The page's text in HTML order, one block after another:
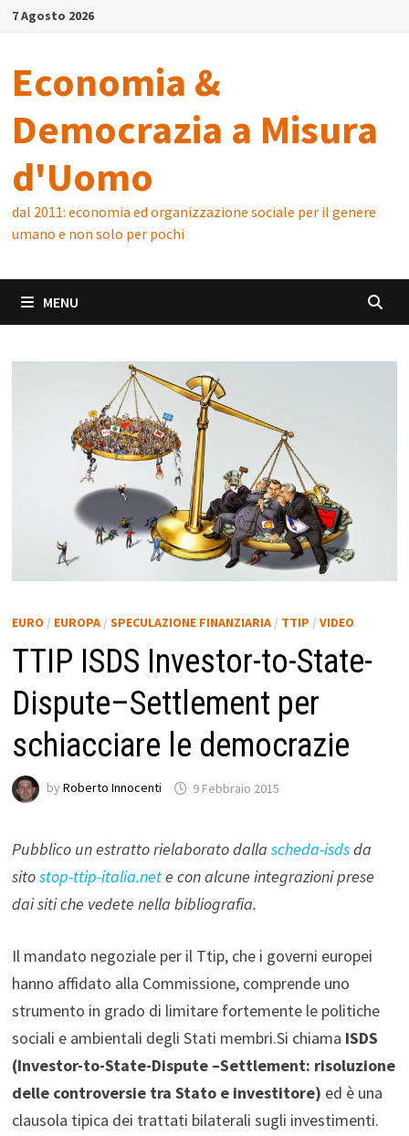
Skip7 Agosto 2026
Economia &
Democrazia a Misura
d'Uomo
dal 2011: economia ed organizzazione sociale per il genere
umano e non solo per pochi
MENU
EURO / EUROPA/ SPECULAZIONE FINANZIARIA/ TTIP / VIDEO
TTIP ISDS Investor-to-State-
Dispute–Settlement per
schiacciare le democrazie
by Roberto Innocenti 9 Febbraio 2015
Pubblico un estratto rielaborato dalla scheda-isdsda
sitostop-ttip-italia.nete con alcune integrazioni prese
dai siti che vedete nella bibliografia.
Il mandato negoziale per il Ttip, che i governi europei
hanno affidato alla Commissione, comprende uno
strumento in grado di limitare fortemente le politiche
sociali e ambientali degli Stati membri.Si chiama ISDS
(Investor-to-State-Dispute –Settlement: risoluzione
delle controversie tra Stato e investitore) ed è una
clausola tipica dei trattati bilaterali sugli investimenti.